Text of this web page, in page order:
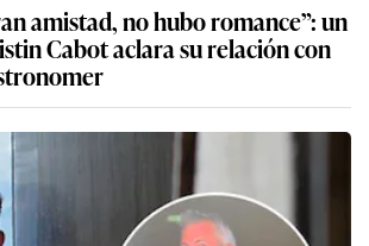
amistad, no hubo romance”: un
Cabot aclara su relación con